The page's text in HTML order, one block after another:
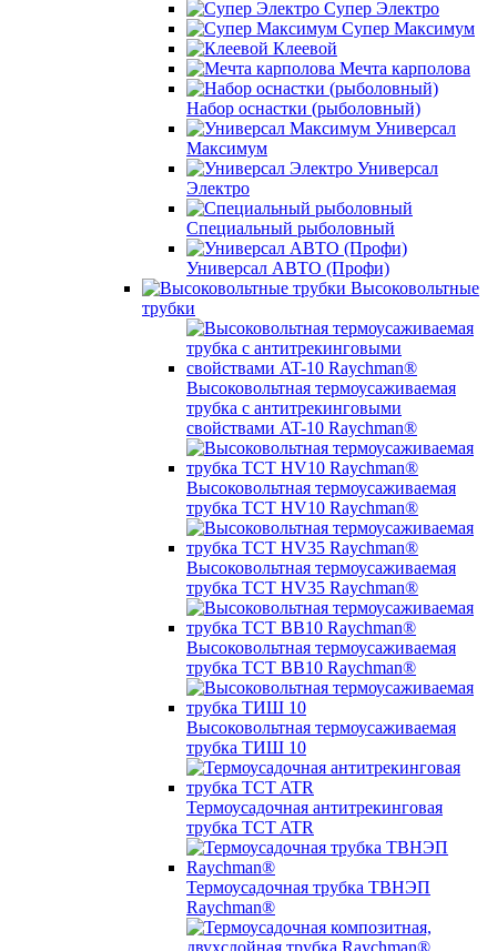
Супер Электро
Супер Максимум
Клеевой
Мечта карполова
Набор оснастки (рыболовный)
Универсал
Максимум
Универсал
Электро
Специальный рыболовный
Универсал АВТО (Профи)
Высоковольтные
трубки
Высоковольтная термоусаживаемая
трубка с антитрекинговыми
свойствами AT-10 Raychman®
Высоковольтная термоусаживаемая
трубка TCT HV10 Raychman®
Высоковольтная термоусаживаемая
трубка TCT HV35 Raychman®
Высоковольтная термоусаживаемая
трубка TCT BB10 Raychman®
Высоковольтная термоусаживаемая
трубка ТИШ 10
Термоусадочная антитрекинговая
трубка TCT ATR
Термоусадочная трубка ТВНЭП
Raychman®